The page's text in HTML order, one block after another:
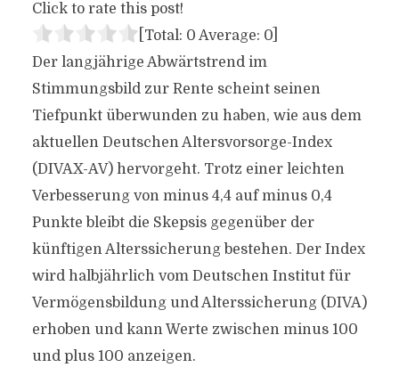
Click to rate this post!
[Total: 0 Average: 0]
Der langjährige Abwärtstrend im
Stimmungsbild zur Rente scheint seinen
Tiefpunkt überwunden zu haben, wie aus dem
aktuellen Deutschen Altersvorsorge-Index
(DIVAX-AV) hervorgeht. Trotz einer leichten
Verbesserung von minus 4,4 auf minus 0,4
Punkte bleibt die Skepsis gegenüber der
künftigen Alterssicherung bestehen. Der Index
wird halbjährlich vom Deutschen Institut für
Vermögensbildung und Alterssicherung (DIVA)
erhoben und kann Werte zwischen minus 100
und plus 100 anzeigen.